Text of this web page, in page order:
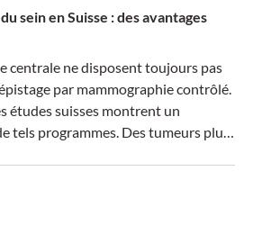
sein en Suisse : des avantages
centrale ne disposent toujours pas
par mammographie contrôlé.
études suisses montrent un
tels programmes. Des tumeurs plus